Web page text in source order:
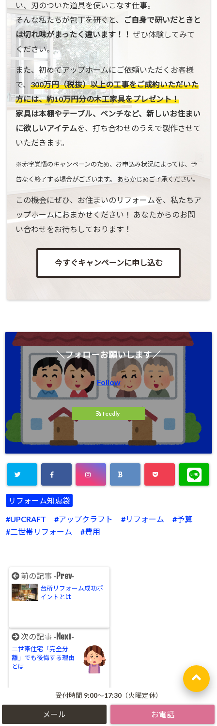
受付時間 9:00～17:30（火曜定休）
い、刃のついた道具を使いこなす仕事。
そんな私たちが包丁を研ぐと、
ご自身で研いだときと
は切れ味がまったく違います！！ ぜひ体験してみて
ください。
また、初めてアップホームにご依頼いただくお客様
で、 300万円（税抜）以上の工事をご成約いただいた
方には、約10万円分の木工家具をプレゼント！
家具は本棚やテーブル、ベンチなど、新しいお住まい
に欲しいアイテムを、打ち合わせのうえで製作させて
いただきます。
※赤字覚悟のキャンペーンのため、お申込み状況によっては、予
告なく終了する場合がございます。 あらかじめご了承ください。
この機会にぜひ、お住まいのリフォームを、私たちア
ップホームにおまかせください！ あなたからのお問
い合わせをお待ちしております！
今すぐキャンペーンに申し込む
＼フォローお願いします／
Follow
feedly
リフォーム知恵袋
UPCRAFT
アップクラフト リフォーム
予算
二世帯リフォーム
費用
前の記事 -Prev-
台所リフォーム成功ポ
イントとは
次の記事 -Next-
二世帯住宅「完全分
離」でも後悔する理由
とは